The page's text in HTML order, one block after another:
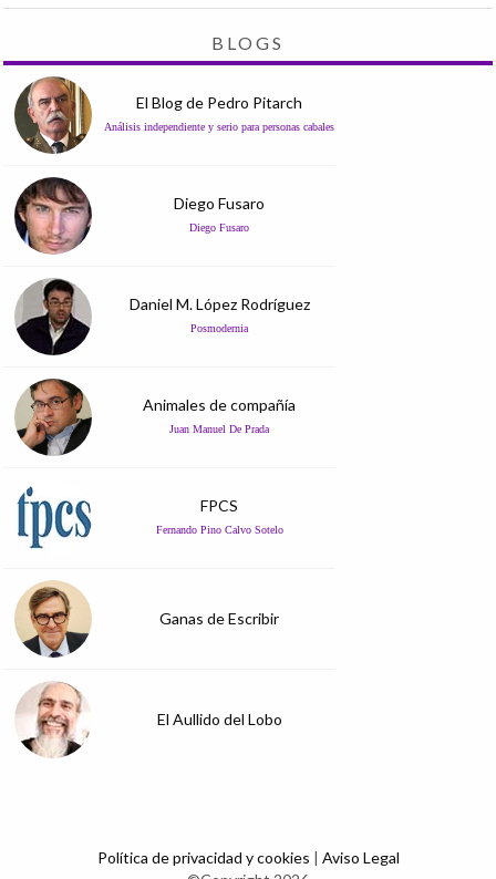
BLOGS
El Blog de Pedro Pitarch
Análisis independiente y serio para personas cabales
Diego Fusaro
Diego Fusaro
Daniel M. López Rodríguez
Posmodernia
Animales de compañía
Juan Manuel De Prada
FPCS
Fernando Pino Calvo Sotelo
Ganas de Escribir
El Aullido del Lobo
Política de privacidad y cookies | Aviso Legal